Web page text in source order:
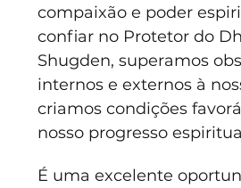
compaixão e poder
confiar no Protetor do
Shugden, superamos
internos e externos à
criamos condições
nosso progresso
É uma excelente